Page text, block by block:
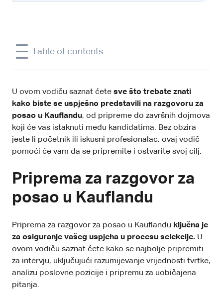
Table of contents
U ovom vodiču saznat ćete sve što trebate znati
kako biste se uspješno predstavili na razgovoru za
posao u Kauflandu, od pripreme do završnih dojmova
koji će vas istaknuti među kandidatima. Bez obzira
jeste li početnik ili iskusni profesionalac, ovaj vodič
pomoći će vam da se pripremite i ostvarite svoj cilj.
Priprema za razgovor za
posao u Kauflandu
Priprema za razgovor za posao u Kauflandu ključna je
za osiguranje vašeg uspjeha u procesu selekcije. U
ovom vodiču saznat ćete kako se najbolje pripremiti
za intervju, uključujući razumijevanje vrijednosti tvrtke,
analizu poslovne pozicije i pripremu za uobičajena
pitanja.